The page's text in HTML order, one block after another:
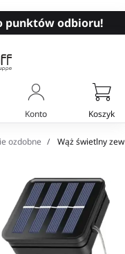
punktów odbioru!
Konto Koszyk
ozdobne Wąż świetlny